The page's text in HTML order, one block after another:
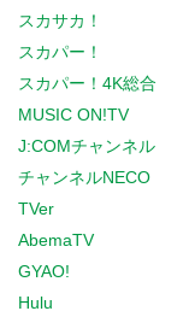
スカサカ！
スカパー！
スカパー！4K総合
MUSIC ON!TV
J:COMチャンネル
チャンネルNECO
TVer
AbemaTV
GYAO!
Hulu